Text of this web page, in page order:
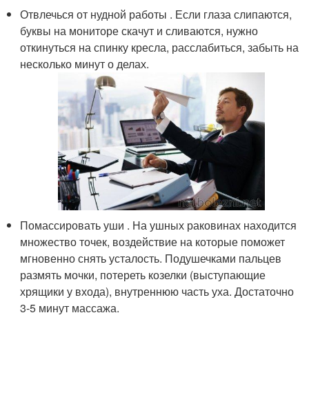
Отвлечься от нудной работы . Если глаза слипаются,
буквы на мониторе скачут и сливаются, нужно
откинуться на спинку кресла, расслабиться, забыть на
несколько минут о делах.
Помассировать уши . На ушных раковинах находится
множество точек, воздействие на которые поможет
мгновенно снять усталость. Подушечками пальцев
размять мочки, потереть козелки (выступающие
хрящики у входа), внутреннюю часть уха. Достаточно
3-5 минут массажа.